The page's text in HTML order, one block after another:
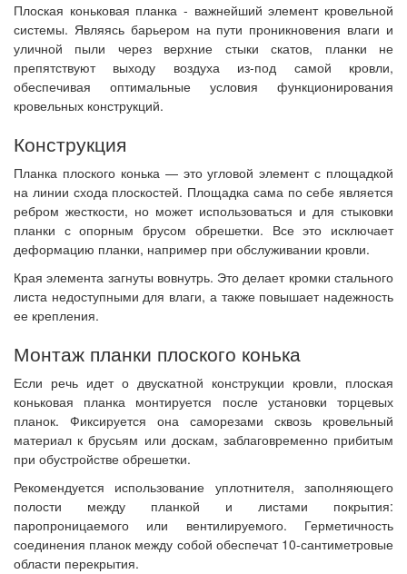
Плоская коньковая планка - важнейший элемент кровельной
системы. Являясь барьером на пути проникновения влаги и
уличной пыли через верхние стыки скатов, планки не
препятствуют выходу воздуха из-под самой кровли,
обеспечивая оптимальные условия функционирования
кровельных конструкций.
Конструкция
Планка плоского конька — это угловой элемент с площадкой
на линии схода плоскостей. Площадка сама по себе является
ребром жесткости, но может использоваться и для стыковки
планки с опорным брусом обрешетки. Все это исключает
деформацию планки, например при обслуживании кровли.
Края элемента загнуты вовнутрь. Это делает кромки стального
листа недоступными для влаги, а также повышает надежность
ее крепления.
Монтаж планки плоского конька
Если речь идет о двускатной конструкции кровли, плоская
коньковая планка монтируется после установки торцевых
планок. Фиксируется она саморезами сквозь кровельный
материал к брусьям или доскам, заблаговременно прибитым
при обустройстве обрешетки.
Рекомендуется использование уплотнителя, заполняющего
полости между планкой и листами покрытия:
паропроницаемого или вентилируемого. Герметичность
соединения планок между собой обеспечат 10-сантиметровые
области перекрытия.